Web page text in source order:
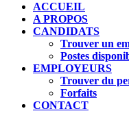
ACCUEIL
A PROPOS
CANDIDATS
Trouver un
Postes
EMPLOYEURS
Trouver du
Forfaits
CONTACT